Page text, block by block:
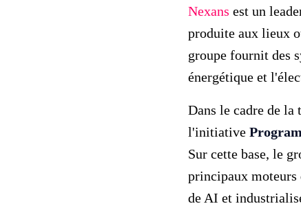
Nexans est un
produite aux lieux
groupe fournit des
énergétique et
Dans le cadre de la
l'initiative
Sur cette base, le
principaux moteurs
de AI et